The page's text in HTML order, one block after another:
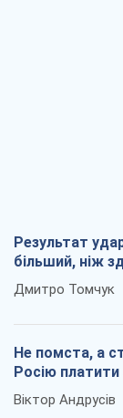
Результат
більший, ніж
Дмитро Томчук
Не помста, а
Росію платити
Віктор Андрусів